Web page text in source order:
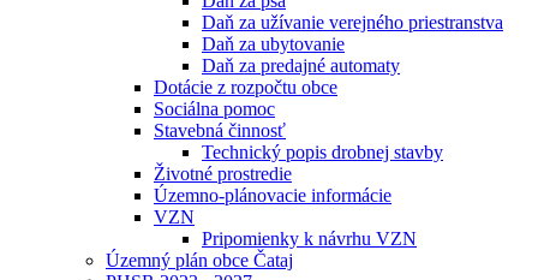
Daň za užívanie verejného priestranstva
Daň za ubytovanie
Daň za predajné automaty
Dotácie z rozpočtu obce
Sociálna pomoc
Stavebná činnosť
Technický popis drobnej stavby
Životné prostredie
Územno-plánovacie informácie
VZN
Pripomienky k návrhu VZN
Územný plán obce Čataj